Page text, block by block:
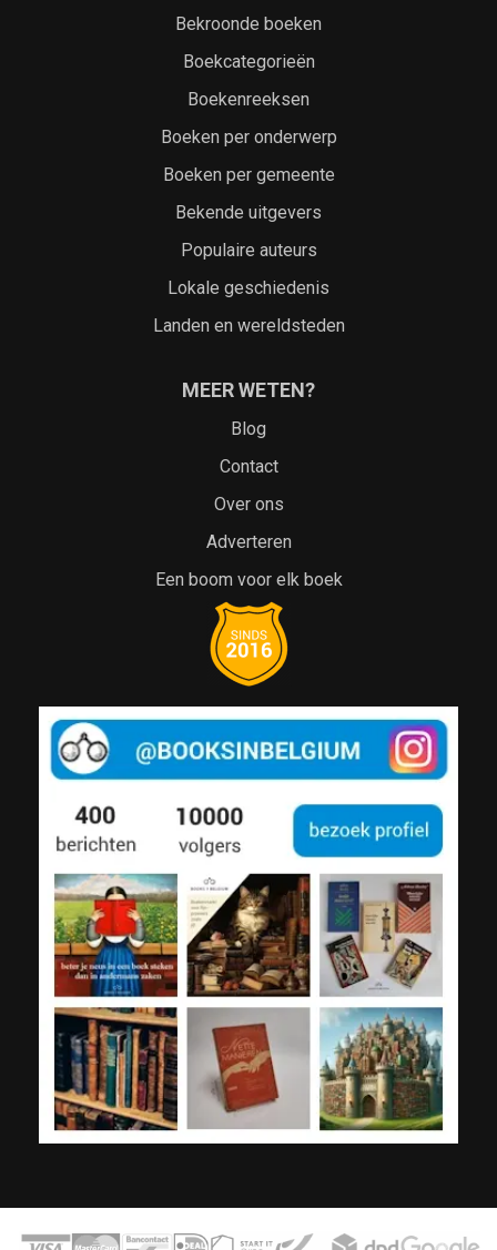
Bekroonde boeken
Boekcategorieën
Boekenreeksen
Boeken per onderwerp
Boeken per gemeente
Bekende uitgevers
Populaire auteurs
Lokale geschiedenis
Landen en wereldsteden
MEER WETEN?
Blog
Contact
Over ons
Adverteren
Een boom voor elk boek